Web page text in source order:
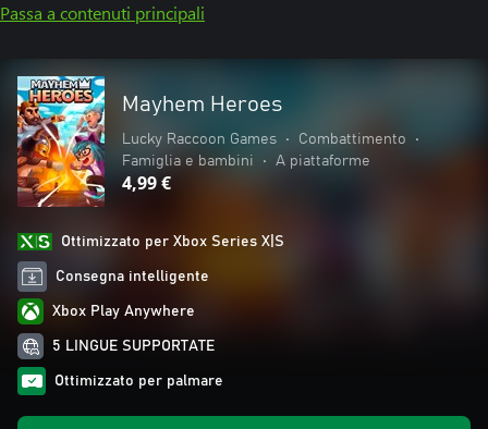
Passa a contenuti principali
Mayhem Heroes
Lucky Raccoon Games • Combattimento
•
Famiglia e bambini
• A piattaforme
4,99 €
Ottimizzato per Xbox Series X|S
Consegna intelligente
Xbox Play Anywhere
5 LINGUE SUPPORTATE
Ottimizzato per palmare